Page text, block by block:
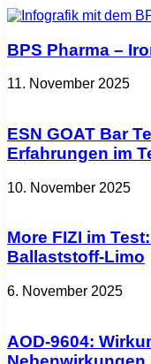
BPS Pharma –
11. November 2025
ESN GOAT Bar
Erfahrungen im
10. November 2025
More FIZI im
Ballaststoff-Limo
6. November 2025
AOD-9604: